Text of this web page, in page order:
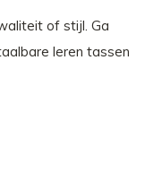
of stijl. Ga
leren tassen